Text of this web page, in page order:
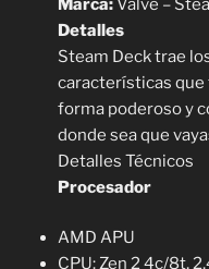
Marca:Valve –
Detalles
Steam Deck trae
características que
forma poderoso y
donde sea que
Detalles Técnicos
Procesador
AMD APU
CPU: Zen 2 4c/8t,